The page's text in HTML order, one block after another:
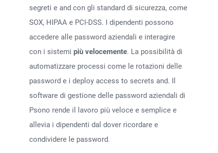
segreti e and con gli standard di sicurezza, come
SOX, HIPAA e PCI-DSS. I dipendenti possono
accedere alle password aziendali e interagire
con i sistemi più velocemente. La possibilità di
automatizzare processi come le rotazioni delle
password e i deploy access to secrets and. Il
software di gestione delle password aziendali di
Psono rende il lavoro più veloce e semplice e
allevia i dipendenti dal dover ricordare e
condividere le password.